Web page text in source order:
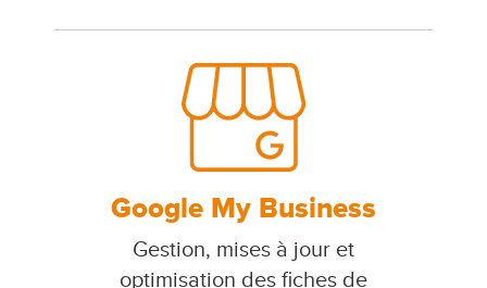
Google My Business
Gestion, mises à jour et
optimisation des fiches de